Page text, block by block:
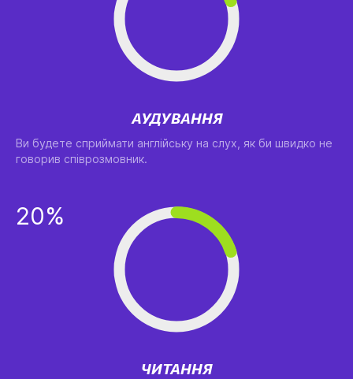
АУДУВАННЯ
Ви будете сприймати англійську на слух, як би швидко не
говорив співрозмовник.
20%
ЧИТАННЯ